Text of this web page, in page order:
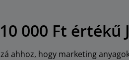
10 000 Ft
ahhoz, hogy marketing